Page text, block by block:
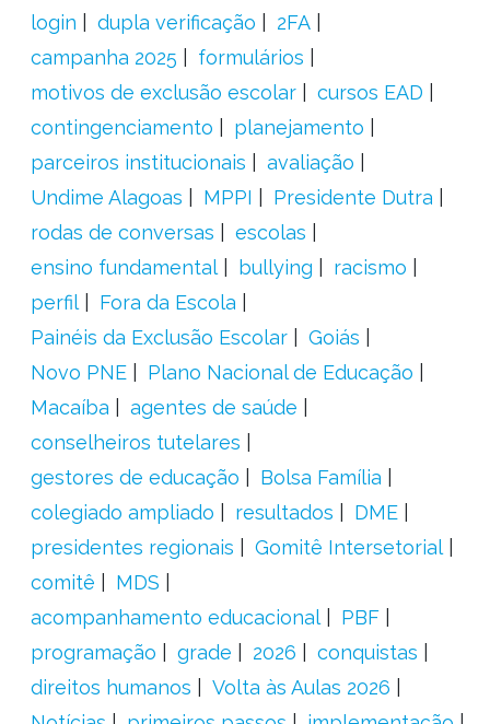
login
dupla verificação
2FA
campanha 2025
formulários
motivos de exclusão escolar
cursos EAD
contingenciamento
planejamento
parceiros institucionais
avaliação
Undime Alagoas
MPPI
Presidente Dutra
rodas de conversas
escolas
ensino fundamental
bullying
racismo
perfil
Fora da Escola
Painéis da Exclusão Escolar
Goiás
Novo PNE
Plano Nacional de Educação
Macaíba
agentes de saúde
conselheiros tutelares
gestores de educação
Bolsa Família
colegiado ampliado
resultados
DME
presidentes regionais
Gomitê Intersetorial
comitê
MDS
acompanhamento educacional
PBF
programação
grade 2026
conquistas
direitos humanos
Volta às Aulas 2026